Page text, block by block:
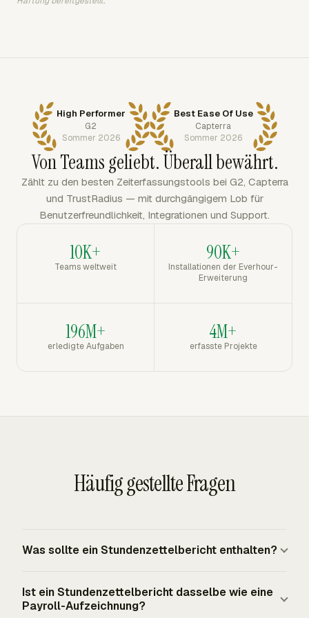
High Performer
G2
Sommer 2026
Best Ease Of Use
Capterra
Sommer 2026
Von Teams geliebt. Überall bewährt.
Zählt zu den besten Zeiterfassungstools bei G2, Capterra
und TrustRadius — mit durchgängigem Lob für
Benutzerfreundlichkeit, Integrationen und Support.
10K+
Teams weltweit
90K+
Installationen der Everhour-
Erweiterung
196M+
erledigte Aufgaben
4M+
erfasste Projekte
Häufig gestellte Fragen
Was sollte ein Stundenzettelbericht enthalten?
Arbeitnehmers, Datumsbereich, tägliche Stunden,
wöchentliche Summe, Projekt, Aufgabe, Kunde,
Ist ein Stundenzettelbericht dasselbe wie eine
Payroll-Aufzeichnung?